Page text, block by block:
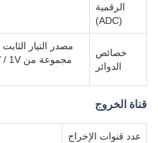
الرقمية
خصائص
الدوائر
قناة الخروج
عدد قنوات الإخراج